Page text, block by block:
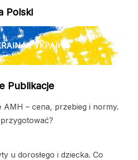
Polski
/ УКРАЇНА
Publikacje
AMH – cena, przebieg i normy.
u dorosłego i dziecka. Co